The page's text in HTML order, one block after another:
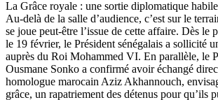
La Grâce royale : une sortie diplomatique
Au-delà de la salle d’audience, c’est sur le
se joue peut-être l’issue de cette affaire. Dès le
le 19 février, le Président sénégalais a sollicité
auprès du Roi Mohammed VI. En parallèle, le
Ous­mane Sonko a confirmé avoir échangé
homologue marocain Aziz Akhannouch,
grâce, un rapatriement des détenus pour qu’ils